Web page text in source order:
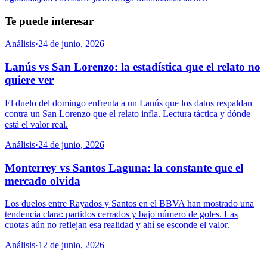
Te puede interesar
Análisis·24 de junio, 2026
Lanús vs San Lorenzo: la estadística que el relato no
quiere ver
El duelo del domingo enfrenta a un Lanús que los datos respaldan
contra un San Lorenzo que el relato infla. Lectura táctica y dónde
está el valor real.
Análisis·24 de junio, 2026
Monterrey vs Santos Laguna: la constante que el
mercado olvida
Los duelos entre Rayados y Santos en el BBVA han mostrado una
tendencia clara: partidos cerrados y bajo número de goles. Las
cuotas aún no reflejan esa realidad y ahí se esconde el valor.
Análisis·12 de junio, 2026